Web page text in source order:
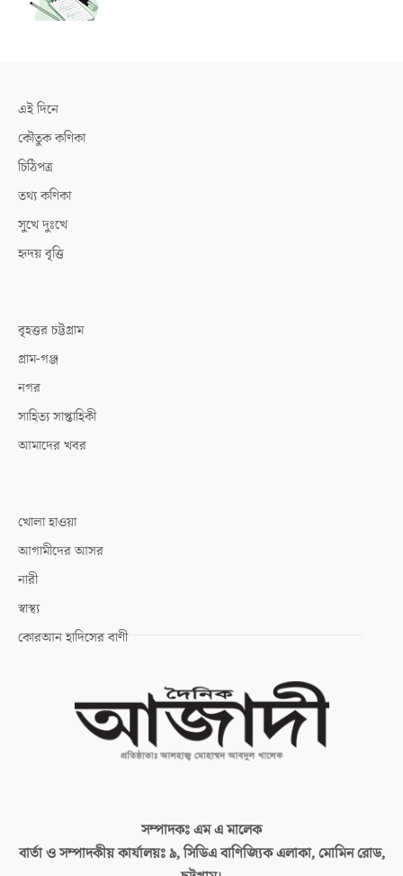
এই দিনে
কৌতুক কণিকা
চিঠিপত্র
তথ্য কণিকা
সুখে দুঃখে
হৃদয় বৃত্তি
বৃহত্তর চট্টগ্রাম
গ্রাম-গঞ্জ
নগর
সাহিত্য সাপ্তাহিকী
আমাদের খবর
খোলা হাওয়া
আগামীদের আসর
নারী
স্বাস্থ্য
কোরআন হাদিসের বাণী
সম্পাদকঃএম এ মালেক
বার্তা ও সম্পাদকীয় কার্যালয়ঃ৯, সিডিএ বাণিজ্যিক এলাকা, মোমিন রোড,